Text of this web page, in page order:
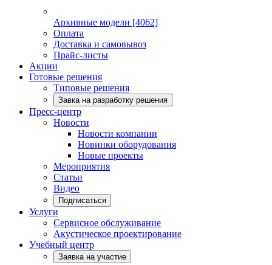
Архивные модели [4062]
Оплата
Доставка и самовывоз
Прайс-листы
Акции
Готовые решения
Типовые решения
Завка на разработку решения
Пресс-центр
Новости
Новости компании
Новинки оборудования
Новые проекты
Мероприятия
Статьи
Видео
Подписаться
Услуги
Сервисное обслуживание
Акустическое проектирование
Учебный центр
Заявка на участие